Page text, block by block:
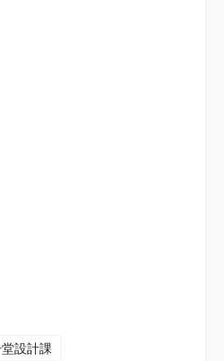
設計課